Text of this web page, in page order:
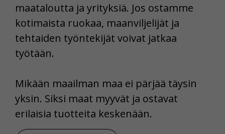
maataloutta ja yrityksiä. Jos ostamme
kotimaista ruokaa, maanviljelijät ja
tehtaiden työntekijät voivat jatkaa
työtään.
Mikään maailman maa ei pärjää täysin
yksin. Siksi maat myyvät ja ostavat
erilaisia tuotteita keskenään.